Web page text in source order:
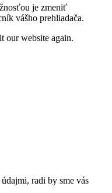
je zmeniť
vášho prehliadača.
our website again.
radi by sme vás